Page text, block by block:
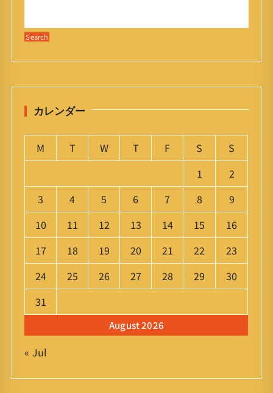
カレンダー
August 2026
M T W T F S
S
1
2
3
4 5 6 7 8
9
10
11 12 13 14 15
16
17
18 19 20 21 22
23
24
25 26 27 28 29
30
31
« Jul